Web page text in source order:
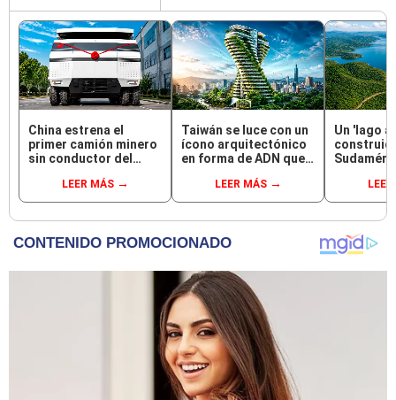
China estrena el
primer camión minero
sin conductor del
gira sobre su eje para
dominar terrenos
LEER MÁS
Taiwán se luce con un
ícono arquitectónico
en forma de ADN que
Tierra: une lujo,
naturaleza y
LEER MÁS
Un 'lago
vía
2027,